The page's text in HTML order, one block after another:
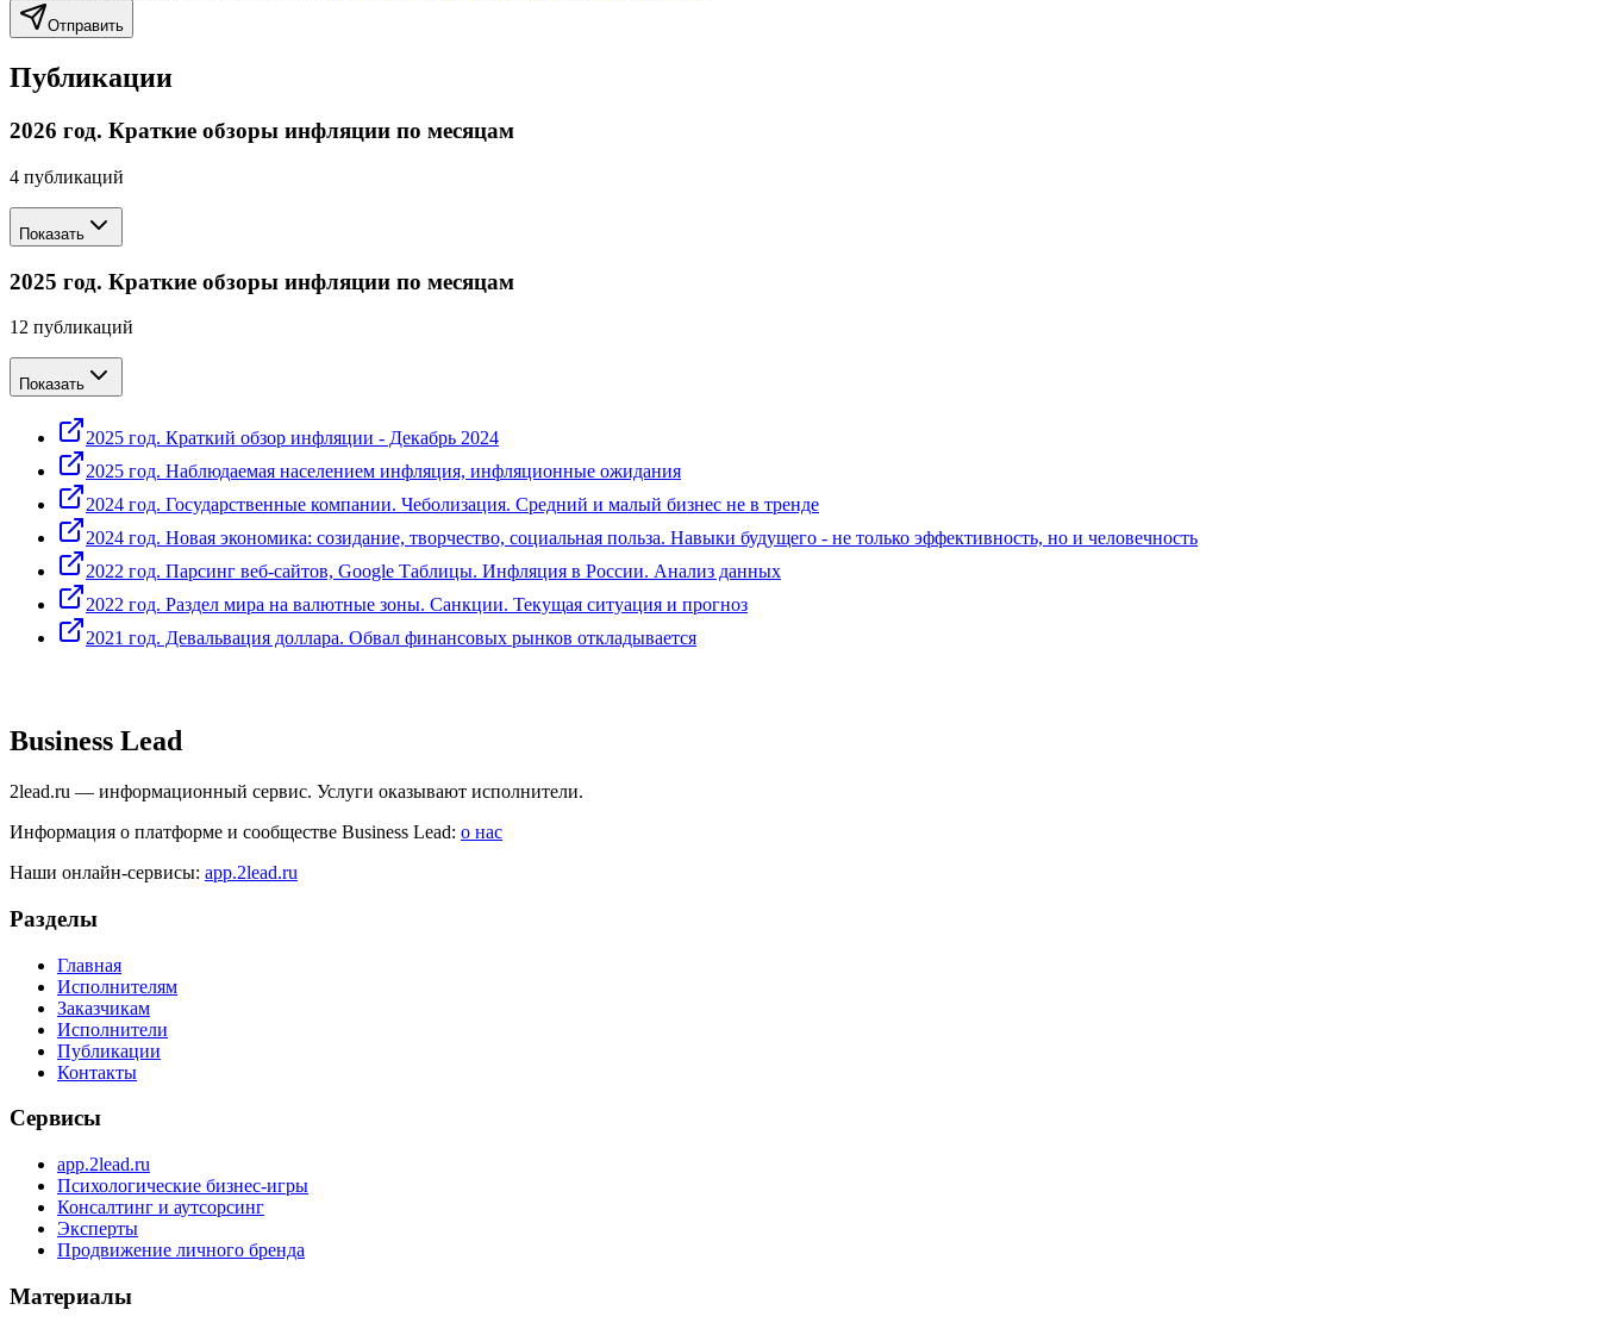
Отправить
Публикации
2026 год. Краткие обзоры инфляции по месяцам
4 публикаций
Показать
2025 год. Краткие обзоры инфляции по месяцам
12 публикаций
Показать
2025 год. Краткий обзор инфляции - Декабрь 2024
2025 год. Наблюдаемая населением инфляция, инфляционные ожидания
2024 год. Государственные компании. Чеболизация. Средний и малый бизнес не в тренде
2024 год. Новая экономика: созидание, творчество, социальная польза. Навыки будущего - не только эффективность, но и человечность
2022 год. Парсинг веб-сайтов, Google Таблицы. Инфляция в России. Анализ данных
2022 год. Раздел мира на валютные зоны. Санкции. Текущая ситуация и прогноз
2021 год. Девальвация доллара. Обвал финансовых рынков откладывается
Business Lead
2lead.ru — информационный сервис. Услуги оказывают исполнители.
Информация о платформе и сообществе Business Lead: о нас
Наши онлайн-сервисы: app.2lead.ru
Разделы
Главная
Исполнителям
Заказчикам
Исполнители
Публикации
Контакты
Сервисы
app.2lead.ru
Психологические бизнес-игры
Консалтинг и аутсорсинг
Эксперты
Продвижение личного бренда
Материалы